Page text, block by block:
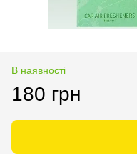
В наявності
180 грн